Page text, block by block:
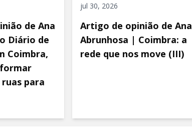
de Ana
Diário de
Coimbra,
para
jul 30, 2026
Artigo de opinião de Ana
Abrunhosa | Coimbra: a
rede que nos move (III)